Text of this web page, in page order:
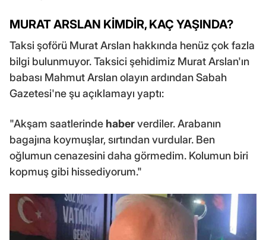
MURAT ARSLAN KİMDİR, KAÇ YAŞINDA?
Taksi şoförü Murat Arslan hakkında henüz çok fazla
bilgi bulunmuyor. Taksici şehidimiz Murat Arslan'ın
babası Mahmut Arslan olayın ardından Sabah
Gazetesi'ne şu açıklamayı yaptı:
"Akşam saatlerinde haberverdiler. Arabanın
bagajına koymuşlar, sırtından vurdular. Ben
oğlumun cenazesini daha görmedim. Kolumun biri
kopmuş gibi hissediyorum."